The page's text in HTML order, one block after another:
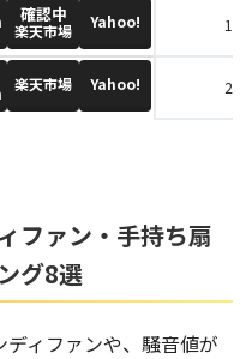
確認中
楽天市場 Yahoo!
ァン UR3109
楽天市場 Yahoo!
ファン・手持ち扇
グ8選
ィファンや、騒音値が